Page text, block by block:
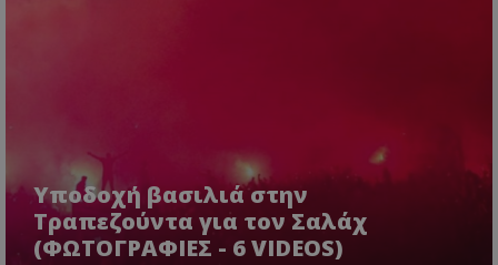
Υποδοχή βασιλιά στην
Τραπεζούντα για τον Σαλάχ
(ΦΩΤΟΓΡΑΦΙΕΣ - 6 VIDEOS)